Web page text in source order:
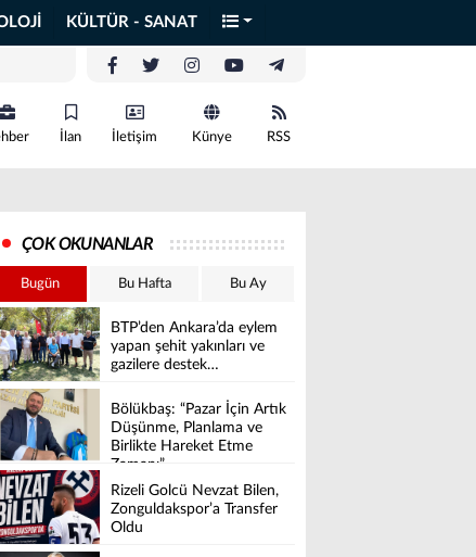
KÜLTÜR - SANAT
İlan İletişim Künye RSS
ÇOK OKUNANLAR
Bugün Bu Hafta Bu Ay
BTP’den Ankara’da eylem
yapan şehit yakınları ve
gazilere destek…
Bölükbaş: “Pazar İçin Artık
Düşünme, Planlama ve
Birlikte Hareket Etme
Zamanı”
Rizeli Golcü Nevzat Bilen,
Zonguldakspor’a Transfer
Oldu